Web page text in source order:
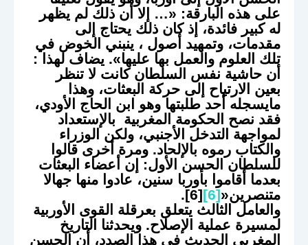
على هذه البارقة: «… إلا أن ذلك لم يظهر
له كبير فائدة، إذ كان ذلك يحتاج إلى
مقدمات، وتمهيد أصول ، ينبني الخوض في
تلك العلوم والعمل بها عليها». يضاف لهذا :
أن حاشية نفس السلطان كانت لا تنظر
بعين الارتياح إلى حركة البعثات، وهذا
مايسجله أحد طلبتها وهو ابن الحاج الأودي،
فقد نصح الحكومة المغربية بالإستعداد
لمواجهة التدخل الأجنبي، ولكن الوزراء
والكتاب رموه بالإلحاد. ومرة أخرى قالوا
للسلطان الحسن الأول: إن أعضاء البعثات
بعدما أقاموا بأوربا سنين، عادوا منها جهالا
متنصرين«[6]
[6].
والعامل الثالث يتعلق بعرقلة القوى الأوربية
لمسيرة عملية الإصلاح. ويحدثنا التاريخ
المغربي الحديث في هذا الصدد، أن الحسن